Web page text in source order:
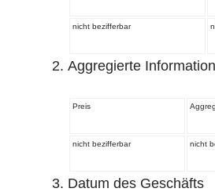
nicht bezifferbar
Aggregierte
Preis
nicht bezifferbar nicht
Datum des Geschäfts